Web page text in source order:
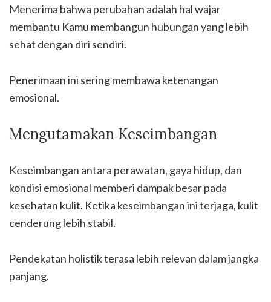
Menerima bahwa perubahan adalah hal wajar
membantu Kamu membangun hubungan yang lebih
sehat dengan diri sendiri.
Penerimaan ini sering membawa ketenangan
emosional.
Mengutamakan Keseimbangan
Keseimbangan antara perawatan, gaya hidup, dan
kondisi emosional memberi dampak besar pada
kesehatan kulit. Ketika keseimbangan ini terjaga, kulit
cenderung lebih stabil.
Pendekatan holistik terasa lebih relevan dalam jangka
panjang.